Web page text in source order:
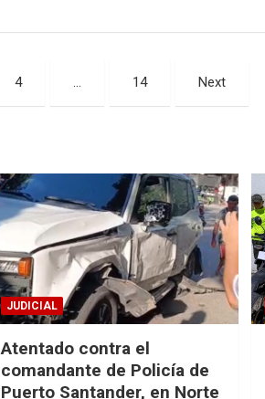
4 … 14 Next
JUDICIAL
Atentado contra el
comandante de Policía de
Puerto Santander, en Norte